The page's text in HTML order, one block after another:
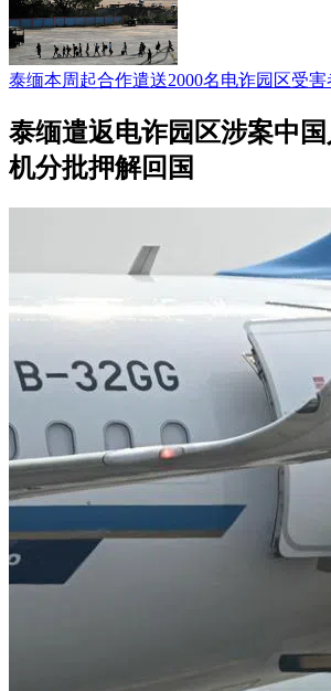
泰缅本周起合作遣送2000名电诈园区受害
泰缅遣返电诈园区涉案中
机分批押解回国